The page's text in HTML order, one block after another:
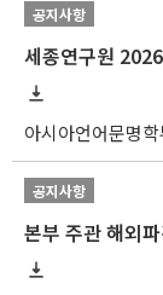
공지사항
아시아언어문명학
공지사항
본부 주관 해외